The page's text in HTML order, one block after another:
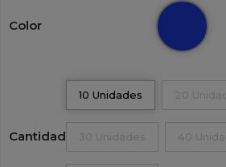
Color
Azul
Cantidad
10 Unidades